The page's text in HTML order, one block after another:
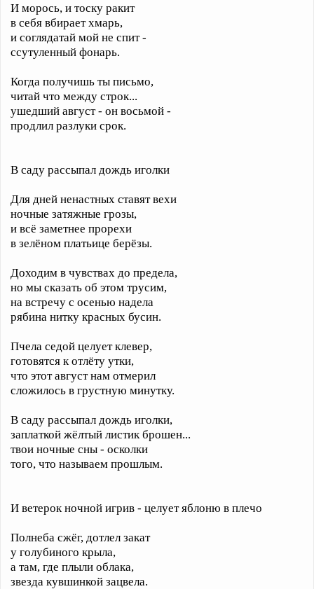
И морось, и тоску ракит
в себя вбирает хмарь,
и соглядатай мой не спит -
ссутуленный фонарь.
Когда получишь ты письмо,
читай что между строк...
ушедший август - он восьмой -
продлил разлуки срок.
В саду рассыпал дождь иголки
Для дней ненастных ставят вехи
ночные затяжные грозы,
и всё заметнее прорехи
в зелёном платьице берёзы.
Доходим в чувствах до предела,
но мы сказать об этом трусим,
на встречу с осенью надела
рябина нитку красных бусин.
Пчела седой целует клевер,
готовятся к отлёту утки,
что этот август нам отмерил
сложилось в грустную минутку.
В саду рассыпал дождь иголки,
заплаткой жёлтый листик брошен...
твои ночные сны - осколки
того, что называем прошлым.
И ветерок ночной игрив - целует яблоню в плечо
Полнеба сжёг, дотлел закат
у голубиного крыла,
а там, где плыли облака,
звезда кувшинкой зацвела.